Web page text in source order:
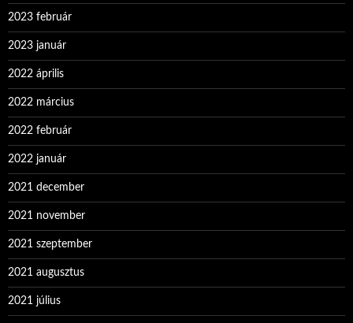
2023 február
2023 január
2022 április
2022 március
2022 február
2022 január
2021 december
2021 november
2021 szeptember
2021 augusztus
2021 július